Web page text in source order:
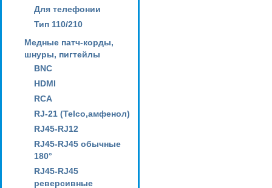
Для телефонии
Тип 110/210
Медные патч-корды,
шнуры, пигтейлы
BNC
HDMI
RCA
RJ-21 (Telco,амфенол)
RJ45-RJ12
RJ45-RJ45 обычные
180°
RJ45-RJ45
реверсивные